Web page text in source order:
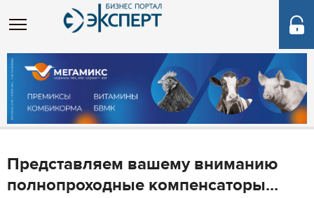
Представляем вашему вниманию
полнопроходные компенсаторы...